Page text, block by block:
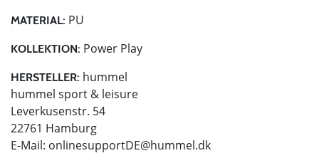
MATERIAL: PU
KOLLEKTION: Power Play
HERSTELLER: hummel
hummel sport & leisure
Leverkusenstr. 54
22761 Hamburg
E-Mail: onlinesupportDE@hummel.dk